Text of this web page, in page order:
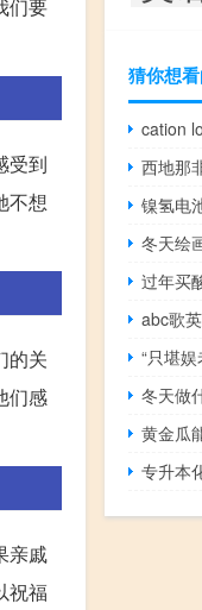
们要
受到
不想
的关
们感
亲戚
祝福
猜你想
cation
冬天绘
过年买
abc歌
“只堪
冬天做
黄金瓜
专升本